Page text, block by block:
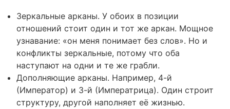
Зеркальные арканы. У обоих в позиции
отношений стоит один и тот же аркан. Мощное
узнавание: «он меня понимает без слов». Но и
конфликты зеркальные, потому что оба
наступают на одни и те же грабли.
Дополняющие арканы. Например, 4-й
(Император) и 3-й (Императрица). Один строит
структуру, другой наполняет её жизнью.